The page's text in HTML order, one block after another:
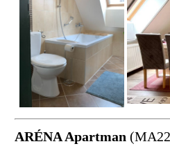
ARÉNA Apartman